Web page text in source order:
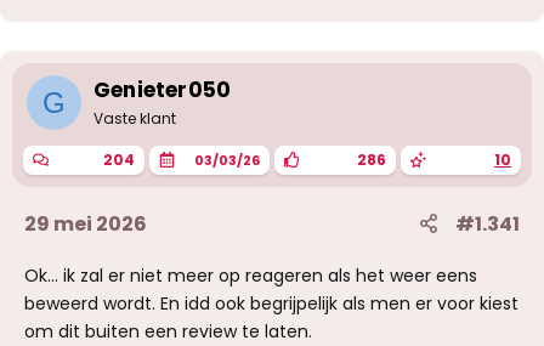
n
g
n
:
G Genieter050
Vaste klant
204 03/03/26 286 10
29 mei 2026 #1.341
Ok... ik zal er niet meer op reageren als het weer eens
beweerd wordt. En idd ook begrijpelijk als men er voor kiest
om dit buiten een review te laten.